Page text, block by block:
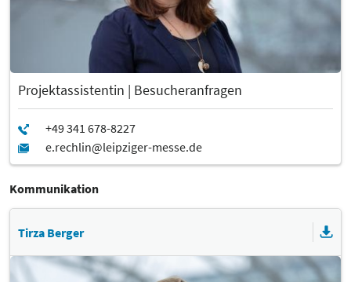
Projektassistentin | Besucheranfragen
Kommunikation
Tirza Berger